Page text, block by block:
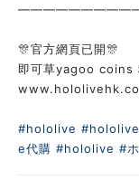
🎊官方網頁已開🎊
即可草yagoo coins
#hololive
e代購 #hololive #